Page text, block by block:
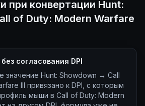
при конвертации Hunt:
of Duty: Modern Warfare
согласования DPI
значение Hunt: Showdown → Call
III привязано к DPI, с которым
мыши в Call of Duty: Modern